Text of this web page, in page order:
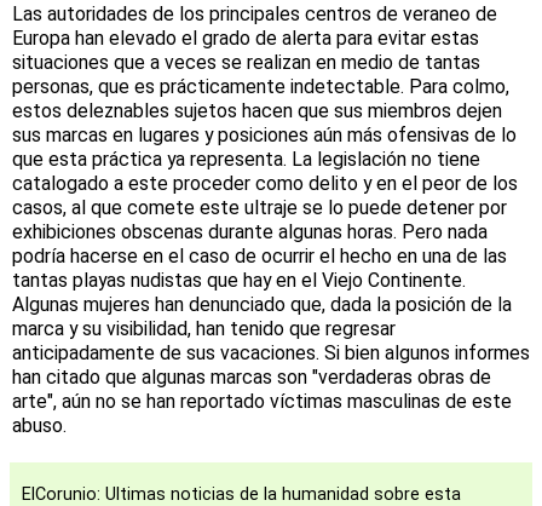
Las autoridades de los principales centros de veraneo de
Europa han elevado el grado de alerta para evitar estas
situaciones que a veces se realizan en medio de tantas
personas, que es prácticamente indetectable. Para colmo,
estos deleznables sujetos hacen que sus miembros dejen
sus marcas en lugares y posiciones aún más ofensivas de lo
que esta práctica ya representa. La legislación no tiene
catalogado a este proceder como delito y en el peor de los
casos, al que comete este ultraje se lo puede detener por
exhibiciones obscenas durante algunas horas. Pero nada
podría hacerse en el caso de ocurrir el hecho en una de las
tantas playas nudistas que hay en el Viejo Continente.
Algunas mujeres han denunciado que, dada la posición de la
marca y su visibilidad, han tenido que regresar
anticipadamente de sus vacaciones. Si bien algunos informes
han citado que algunas marcas son "verdaderas obras de
arte", aún no se han reportado víctimas masculinas de este
abuso.
ElCorunio: Ultimas noticias de la humanidad sobre esta